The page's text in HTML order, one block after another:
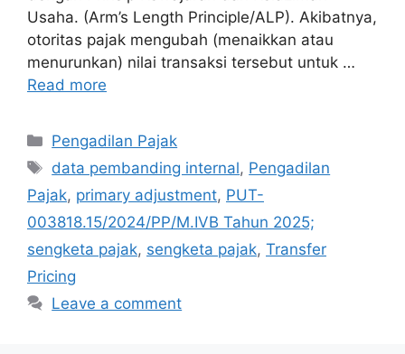
Usaha. (Arm’s Length Principle/ALP). Akibatnya,
otoritas pajak mengubah (menaikkan atau
menurunkan) nilai transaksi tersebut untuk …
Read more
Categories
Pengadilan Pajak
Tags
data pembanding internal, Pengadilan
Pajak, primary adjustment, PUT-
003818.15/2024/PP/M.IVB Tahun 2025;
sengketa pajak, sengketa pajak, Transfer
Pricing
Leave a comment